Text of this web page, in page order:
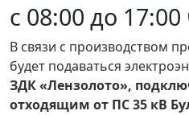
c 08:00 до 17:00
В связи с производством
будет подаваться
ЗДК «Лензолото»,
отходящим от ПС 35 кВ